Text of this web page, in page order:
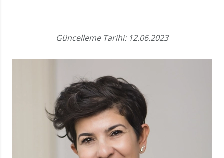
Güncelleme Tarihi: 12.06.2023